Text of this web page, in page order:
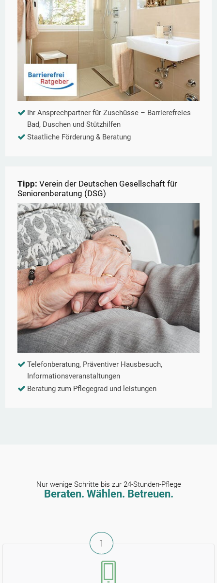
Ihr Ansprechpartner für Zuschüsse – Barrierefreies
Bad, Duschen und Stützhilfen
Staatliche Förderung & Beratung
Tipp: Verein der Deutschen Gesellschaft für
Seniorenberatung (DSG)
Telefonberatung, Präventiver Hausbesuch,
Informationsveranstaltungen
Beratung zum Pflegegrad und leistungen
Nur wenige Schritte bis zur 24-Stunden-Pflege
Beraten. Wählen. Betreuen.
1